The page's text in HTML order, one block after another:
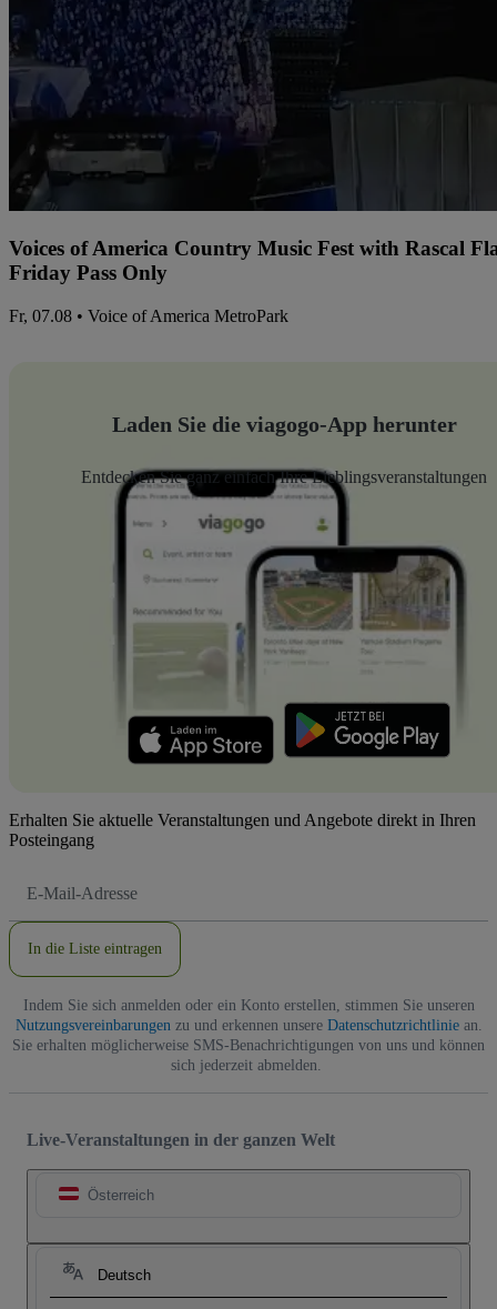
Voices of America Country Music Fest with Rascal
Friday Pass Only
Fr, 07.08 • Voice of America MetroPark
Laden Sie die viagogo-App herunter
Entdecken Sie ganz einfach Ihre Lieblingsveranstaltungen
Erhalten Sie aktuelle Veranstaltungen und Angebote direkt in Ihren
Posteingang
Mail-
In die Liste eintragen
Indem Sie sich anmelden oder ein Konto erstellen, stimmen Sie unseren
Nutzungsvereinbarungen zu und erkennen unsere Datenschutzrichtliniean.
Sie erhalten möglicherweise SMS-Benachrichtigungen von uns und können
sich jederzeit abmelden.
Live-Veranstaltungen in der ganzen Welt
Österreich
Deutsch